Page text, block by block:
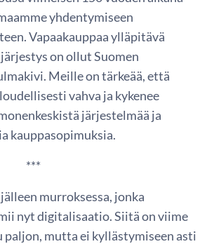
yhdentymiseen
Vapaakauppaa ylläpitävä
on ollut Suomen
Meille on tärkeää, että
vahva ja kykenee
järjestelmää ja
kauppasopimuksia.
murroksessa, jonka
nyt digitalisaatio. Siitä on viime
paljon, mutta ei kyllästymiseen asti